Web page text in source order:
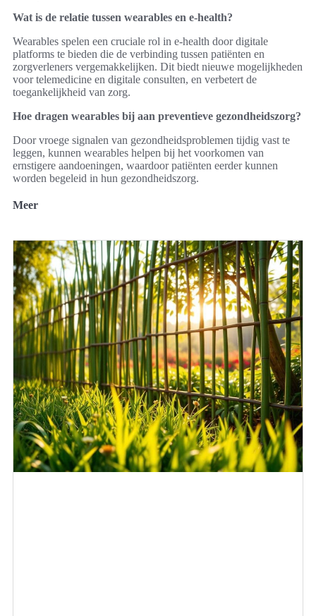
Wat is de relatie tussen wearables en e-health?
Wearables spelen een cruciale rol in e-health door digitale
platforms te bieden die de verbinding tussen patiënten en
zorgverleners vergemakkelijken. Dit biedt nieuwe mogelijkheden
voor telemedicine en digitale consulten, en verbetert de
toegankelijkheid van zorg.
Hoe dragen wearables bij aan preventieve gezondheidszorg?
Door vroege signalen van gezondheidsproblemen tijdig vast te
leggen, kunnen wearables helpen bij het voorkomen van
ernstigere aandoeningen, waardoor patiënten eerder kunnen
worden begeleid in hun gezondheidszorg.
Meer